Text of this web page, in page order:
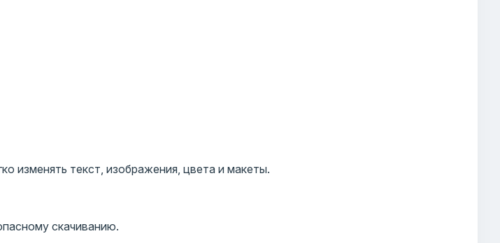
изменять текст, изображения, цвета и макеты.
скачиванию.